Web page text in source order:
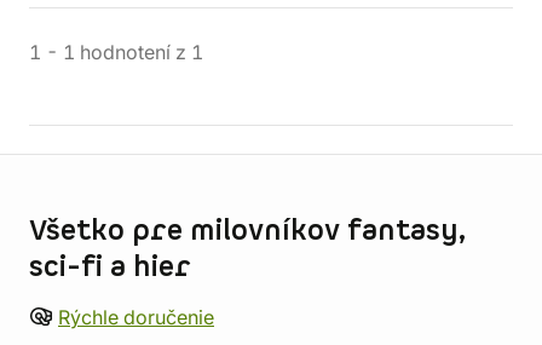
1 - 1 hodnotení z 1
Všetko pre milovníkov fantasy,
sci-fi a hier
Rýchle doručenie